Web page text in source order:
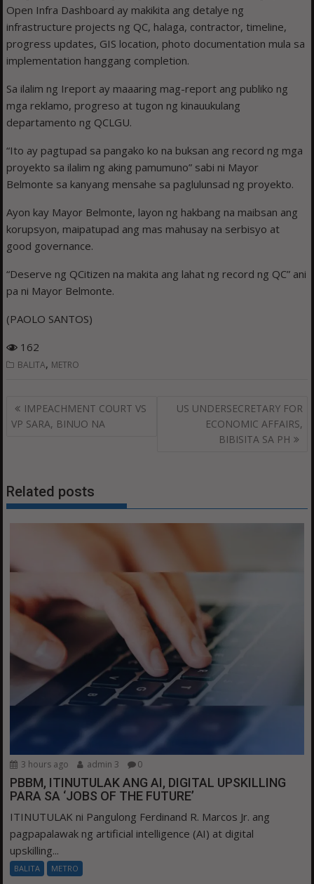
Open Infra Dashboard ay makikita ang detalye ng
infrastructure projects ng QC, halaga, contractor, timeline,
progress updates, GIS location, photo documentation mula sa
implementation hanggang completion.
Sa ilalim ng Ireport ay maaaring mag-report ang publiko ng
mga reklamo, progreso at tugon ng kinauukulang
departamento ng QCLGU.
“Ito ay pagtupad sa pangako ko na buksan ang record ng mga
proyekto sa ilalim ng aking pamumuno” sabi ni Mayor
Belmonte sa kanyang mensahe sa paglulunsad ng proyekto.
Ayon kay Mayor Belmonte, layon ng hakbang na maibsan ang
korupsyon, maipatupad ang mas mahusay na serbisyo at
good governance.
“Deserve ng QCitizen na makita ang lahat ng record ng QC” ani
pa ni Mayor Belmonte.
(PAOLO SANTOS)
162
BALITA, METRO
Post
navigation
IMPEACHMENT COURT VS
VP SARA, BINUO NA
US UNDERSECRETARY FOR
ECONOMIC AFFAIRS,
BIBISITA SA PH
Related posts
3 hours ago admin 3 0
PBBM, ITINUTULAK ANG AI, DIGITAL UPSKILLING
PARA SA ‘JOBS OF THE FUTURE’
ITINUTULAK ni Pangulong Ferdinand R. Marcos Jr. ang
pagpapalawak ng artificial intelligence (AI) at digital
upskilling...
BALITA METRO